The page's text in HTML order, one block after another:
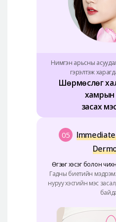
Нимгэн арьсны
гэрэлтэж
Шөрмөслөг
хамрын
засах
05
Өгзөг хэсэг болон
Гадны биетийн
нуруу хэсгийн мэс